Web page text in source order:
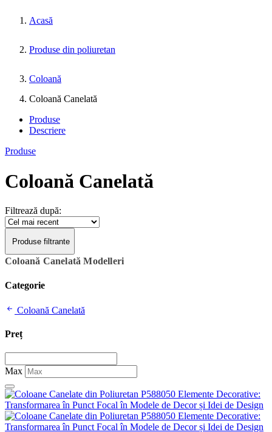
Acasă
Produse din poliuretan
Coloană
Coloană Canelată
Produse
Descriere
Produse
Coloană Canelată
Filtrează după:
Produse filtrante
Coloană Canelată Modelleri
Categorie
Coloană Canelată
Preț
Max